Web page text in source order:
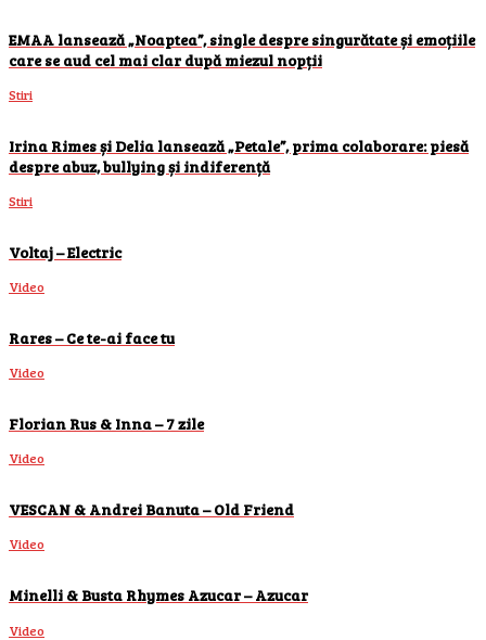
EMAA lansează „Noaptea”, single despre singurătate și emoțiile
care se aud cel mai clar după miezul nopții
Stiri
Irina Rimes și Delia lansează „Petale”, prima colaborare: piesă
despre abuz, bullying și indiferență
Stiri
Voltaj – Electric
Video
Rares – Ce te-ai face tu
Video
Florian Rus & Inna – 7 zile
Video
VESCAN & Andrei Banuta – Old Friend
Video
Minelli & Busta Rhymes Azucar – Azucar
Video